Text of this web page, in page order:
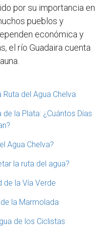
por su importancia en
pueblos y
económica y
el río Guadaira cuenta
del Agua Chelva
la Plata: ¿Cuántos Días
Agua Chelva?
la ruta del agua?
de la Vía Verde
la Marmolada
de los Ciclistas